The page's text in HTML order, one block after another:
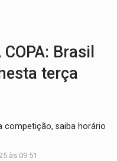
Brasil
terça
competição, saiba horário
às 09:51